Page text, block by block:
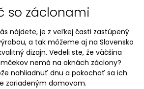
so záclonami
nájdete, je z veľkej časti zastúpený
a tak môžeme aj na Slovensko
dizajn. Vedeli ste, že väčšina
nemá na oknách záclony?
nahliadnuť dnu a pokochať sa ich
zariadeným domovom.